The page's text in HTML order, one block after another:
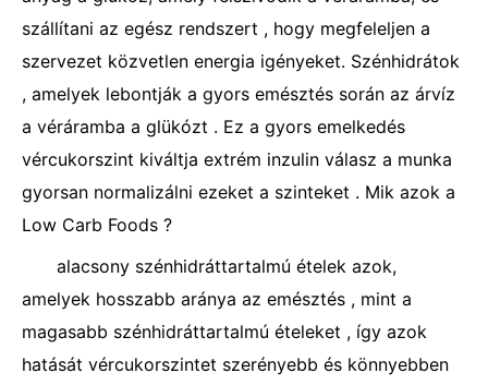
szállítani az egész rendszert , hogy megfeleljen a
szervezet közvetlen energia igényeket. Szénhidrátok
, amelyek lebontják a gyors emésztés során az árvíz
a véráramba a glükózt . Ez a gyors emelkedés
vércukorszint kiváltja extrém inzulin válasz a munka
gyorsan normalizálni ezeket a szinteket . Mik azok a
Low Carb Foods ?
alacsony szénhidráttartalmú ételek azok,
amelyek hosszabb aránya az emésztés , mint a
magasabb szénhidráttartalmú ételeket , így azok
hatását vércukorszintet szerényebb és könnyebben